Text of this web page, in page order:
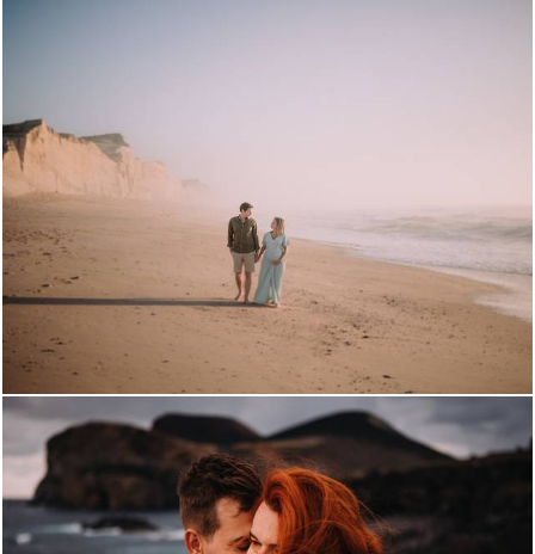
2916 12